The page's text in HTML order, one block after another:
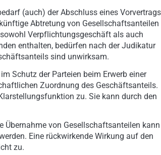
(auch) der Abschluss eines Vorvertrags
Abtretung von Gesellschaftsanteilen
Verpflichtungsgeschäft als auch
enthalten, bedürfen nach der Judikatur
sind unwirksam.
Schutz der Parteien beim Erwerb einer
Zuordnung des Geschäftsanteils.
zu. Sie kann durch den
von Gesellschaftsanteilen kann
Eine rückwirkende Wirkung auf den
zu.